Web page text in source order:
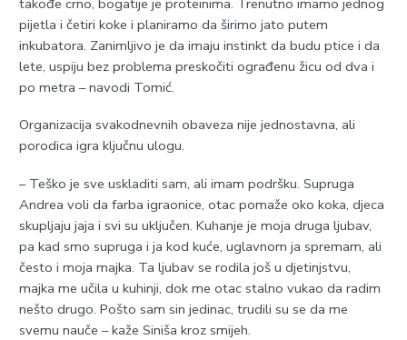
pijetla i četiri koke i planiramo da širimo jato putem
inkubatora. Zanimljivo je da imaju instinkt da budu ptice i da
lete, uspiju bez problema preskočiti ograđenu žicu od dva i
po metra – navodi Tomić.
Organizacija svakodnevnih obaveza nije jednostavna, ali
porodica igra ključnu ulogu.
– Teško je sve uskladiti sam, ali imam podršku. Supruga
Andrea voli da farba igraonice, otac pomaže oko koka, djeca
skupljaju jaja i svi su uključen. Kuhanje je moja druga ljubav,
pa kad smo supruga i ja kod kuće, uglavnom ja spremam, ali
često i moja majka. Ta ljubav se rodila još u djetinjstvu,
majka me učila u kuhinji, dok me otac stalno vukao da radim
nešto drugo. Pošto sam sin jedinac, trudili su se da me
svemu nauče – kaže Siniša kroz smijeh.